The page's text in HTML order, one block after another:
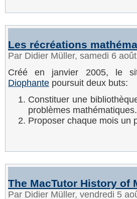
Les récréations
Par Didier Müller, samedi 6
Créé en janvier 2005, le
Diophante poursuit deux buts:
Constituer une
problèmes mathématiques.
Proposer chaque mois un
The MacTutor History of
Par Didier Müller, vendredi 5